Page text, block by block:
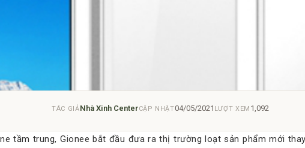
TÁC GIẢNhà Xinh CenterCẬP NHẬT04/05/2021 LƯỢT XEM 1,092
tầm trung, Gionee bắt đầu đưa ra thị trường loạt sản phẩm mới